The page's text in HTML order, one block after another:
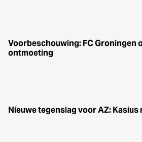
Voorbeschouwing: FC Groningen
ontmoeting
Nieuwe tegenslag voor AZ: